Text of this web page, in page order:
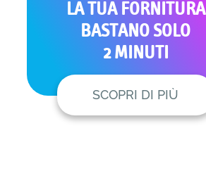
LA TUA FORNITURA
BASTANO SOLO
2 MINUTI
SCOPRI DI PIÙ